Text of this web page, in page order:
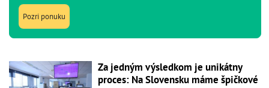
Pozri ponuku
Za jedným výsledkom je unikátny
proces: Na Slovensku máme špičkové